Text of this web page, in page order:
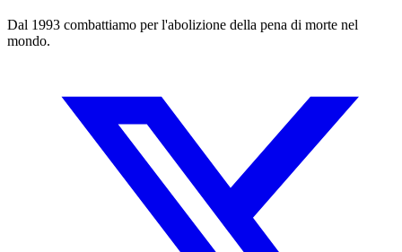
Dal 1993 combattiamo per l'abolizione della pena di morte nel
mondo.